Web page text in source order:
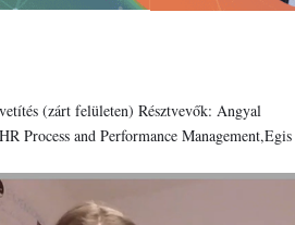
(zárt felületen) Résztvevők: Angyal
Process and Performance